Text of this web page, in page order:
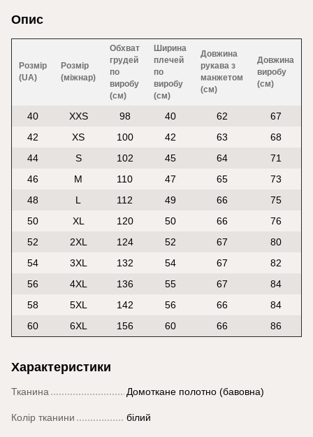
Опис
Розмір
(UA)
Розмір
(міжнар)
Обхват
грудей
по
виробу
(см)
Ширина
плечей
по
виробу
(см)
Довжина
рукава з
манжетом
(см)
Довжина
виробу
(см)
40 XXS 98 40 62
67
42
XS 100 42 63
68
44
S 102 45 64
71
46
M 110 47 65
73
48
L 112 49 66
75
50
XL 120 50 66
76
52
2XL 124 52 67
80
54
3XL 132 54 67
82
56
4XL 136 55 67
84
58
5XL 142 56 66
84
60
6XL 156 60 66 86
Характеристики
Тканина Домоткане полотно (бавовна)
Колір тканини білий